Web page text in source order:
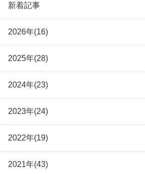
新着記事
2026年(16)
2025年(28)
2024年(23)
2023年(24)
2022年(19)
2021年(43)